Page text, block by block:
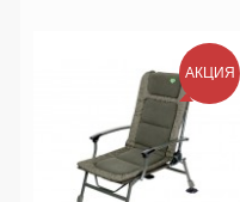
АКЦИЯ